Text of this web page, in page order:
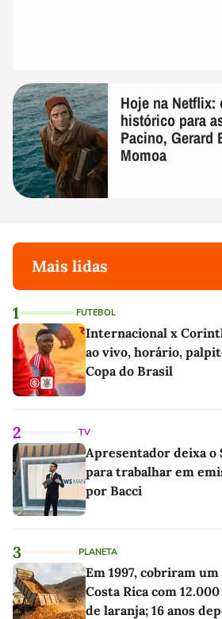
Hoje na
histórico para
Pacino, Gerard
Momoa
Mais lidas
1 FUTEBOL
Internacional x
ao vivo, horário,
Copa do Brasil
2 TV
Apresentador deixa o
para trabalhar em
por Bacci
3 PLANETA
Em 1997, cobriram
Costa Rica com
de laranja; 16 anos